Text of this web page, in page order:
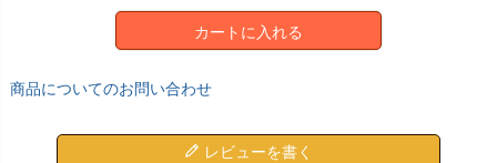
カートに入れる
商品についてのお問い合わせ
レビューを書く